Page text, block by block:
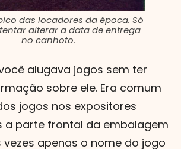
das locadores da época. Só
alterar a data de entrega
no canhoto.
alugava jogos sem ter
sobre ele. Era comum
jogos nos expositores
a parte frontal da embalagem
vezes apenas o nome do jogo